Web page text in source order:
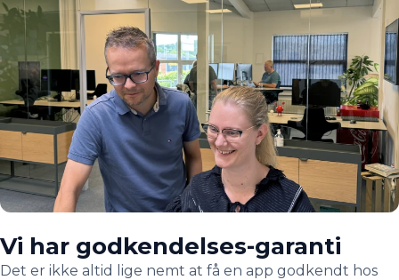
Vi har godkendelses-garanti
Det er ikke altid lige nemt at få en app godkendt hos